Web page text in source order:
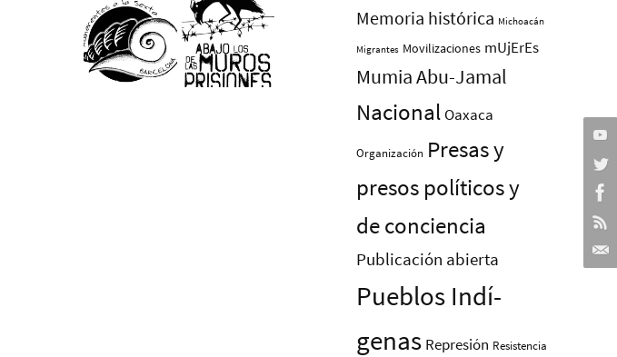
Memoria histórica Michoacán
Migrantes Movilizaciones mUjErEs
Mumia Abu-Jamal
Nacional Oaxaca
Organización Presas y
presos polí­ticos y
de conciencia
Publicación abierta
Pueblos Indí­
genas Represión Resistencia